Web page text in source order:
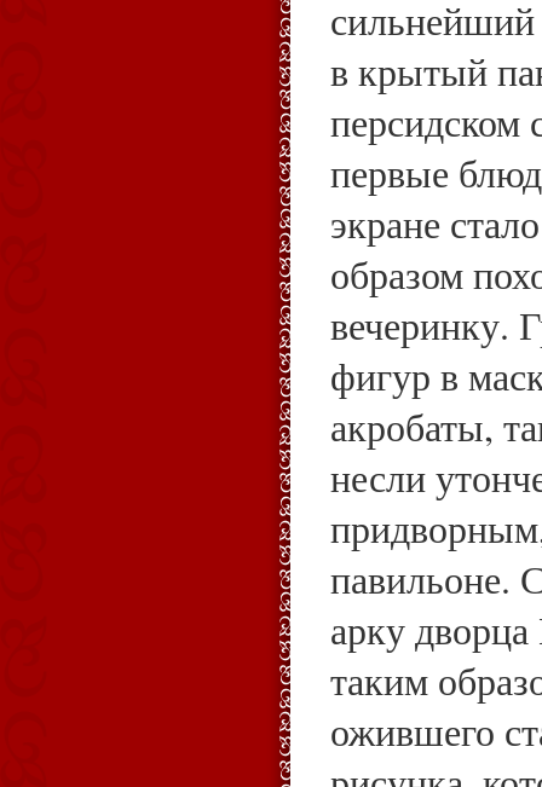
сильнейший
в крытый
персидском
первые
экране
образом
вечеринку.
фигур в
акробаты,
несли
павильоне.
арку
таким
ожившего